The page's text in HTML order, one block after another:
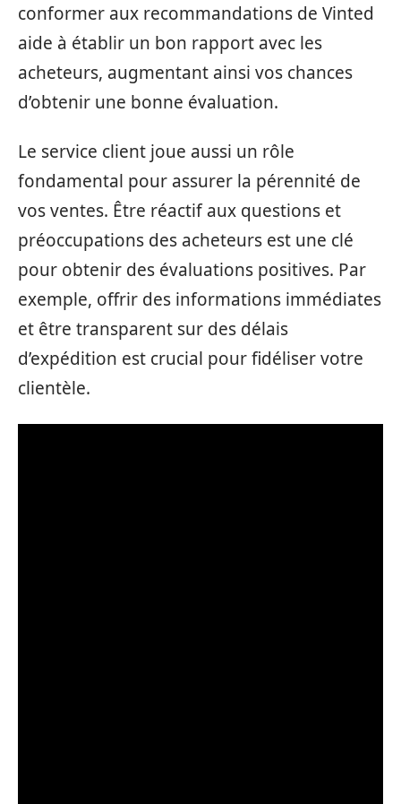
conformer aux recommandations de Vinted
aide à établir un bon rapport avec les
acheteurs, augmentant ainsi vos chances
d’obtenir une bonne évaluation.
Le service client joue aussi un rôle
fondamental pour assurer la pérennité de
vos ventes. Être réactif aux questions et
préoccupations des acheteurs est une clé
pour obtenir des évaluations positives. Par
exemple, offrir des informations immédiates
et être transparent sur des délais
d’expédition est crucial pour fidéliser votre
clientèle.